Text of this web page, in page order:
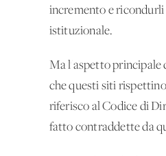
incremento e ricondurli
istituzionale.
Ma l'aspetto principale
che questi siti
riferisco al Codice di
fatto contraddette da